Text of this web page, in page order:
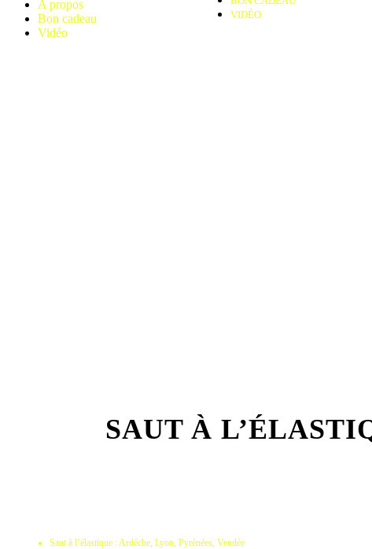
VIDÉO
A propos
Bon cadeau
Vidéo
SAUT À
Saut à l’élastique : Ardèche, Lyon, Pyrénées, Vendée